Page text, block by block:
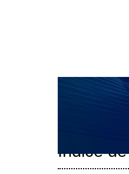
CAPA SOBRE
NOTÍCIAS
PARA
Índice